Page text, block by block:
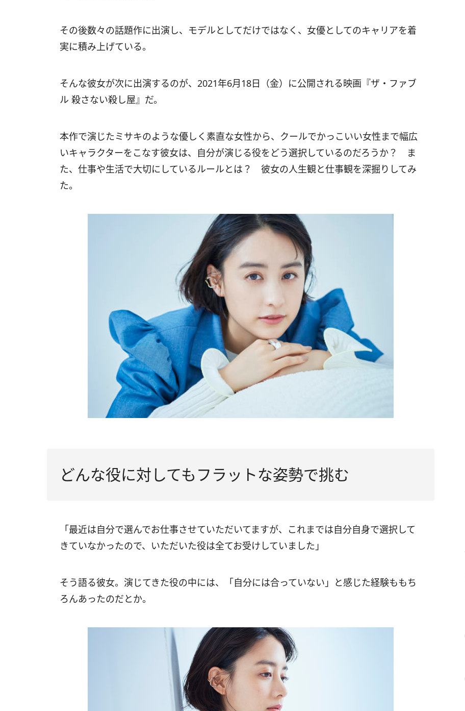
その後数々の話題作に出演し、モデルとしてだけではなく、女優としてのキャリアを着
実に積み上げている。
そんな彼女が次に出演するのが、2021年6月18日（金）に公開される映画『ザ・ファブ
ル 殺さない殺し屋』だ。
本作で演じたミサキのような優しく素直な女性から、クールでかっこいい女性まで幅広
いキャラクターをこなす彼女は、自分が演じる役をどう選択しているのだろうか？ ま
た、仕事や生活で大切にしているルールとは？ 彼女の人生観と仕事観を深掘りしてみ
た。
どんな役に対してもフラットな姿勢で挑む
「最近は自分で選んでお仕事させていただいてますが、これまでは自分自身で選択して
きていなかったので、いただいた役は全てお受けしていました」
そう語る彼女。演じてきた役の中には、「自分には合っていない」と感じた経験ももち
ろんあったのだとか。